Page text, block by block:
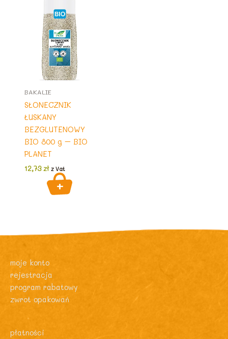
BAKALIE
SŁONECZNIK
ŁUSKANY
BEZGLUTENOWY
BIO 800 g – BIO
PLANET
12,73zł z Vat
moje konto
rejestracja
program rabatowy
zwrot opakowań
płatności